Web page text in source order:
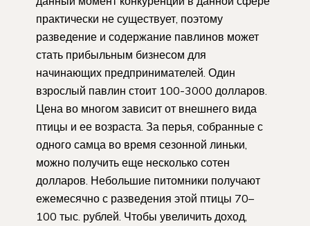
практически не существует, поэтому
разведение и содержание павлинов может
стать прибыльным бизнесом для
начинающих предпринимателей. Один
взрослый павлин стоит 100-3000 долларов.
Цена во многом зависит от внешнего вида
птицы и ее возраста. За перья, собранные с
одного самца во время сезонной линьки,
можно получить еще несколько сотен
долларов. Небольшие питомники получают
ежемесячно с разведения этой птицы 70–
100 тыс. рублей. Чтобы увеличить доход,